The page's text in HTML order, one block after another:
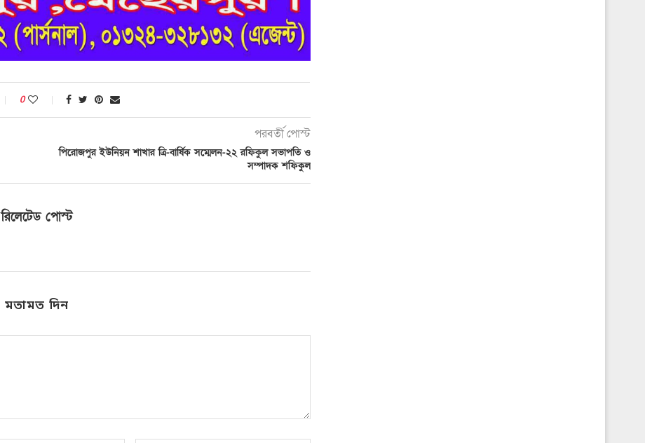
0
পরবর্তী পোস্ট
পিরোজপুর ইউনিয়ন শাখার ত্রি-বার্ষিক সম্মেলন-২২ রফিকুল সভাপতি ও
সম্পাদক শফিকুল
রিলেটেড পোস্ট
মতামত দিন